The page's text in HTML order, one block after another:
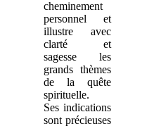
cheminement
personnel et
illustre avec
clarté et
sagesse les
grands thèmes
de la quête
spirituelle.
Ses indications
sont précieuses